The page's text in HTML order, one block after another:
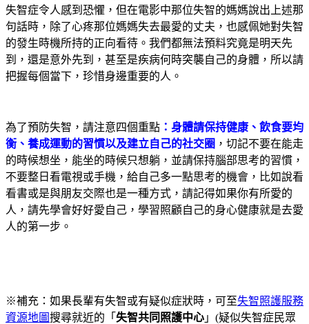
失智症令人感到恐懼，但在電影中那位失智的媽媽說出上述那
句話時，除了心疼那位媽媽失去最愛的丈夫，也感佩她對失智
的發生時機所持的正向看待。我們都無法預料究竟是明天先
到，還是意外先到，甚至是疾病何時突襲自己的身體，所以請
把握每個當下，珍惜身邊重要的人。
為了預防失智，請注意四個重點 ：身體請保持健康、飲食要均
衡、養成運動的習慣以及建立自己的社交圈 ，切記不要在能走
的時候想坐，能坐的時候只想躺，並請保持腦部思考的習慣，
不要整日看電視或手機，給自己多一點思考的機會，比如說看
看書或是與朋友交際也是一種方式，請記得如果你有所愛的
人，請先學會好好愛自己，學習照顧自己的身心健康就是去愛
人的第一步。
※補充：如果長輩有失智或有疑似症狀時，可至失智照護服務
資源地圖搜尋就近的「 失智共同照護中心 」(疑似失智症民眾